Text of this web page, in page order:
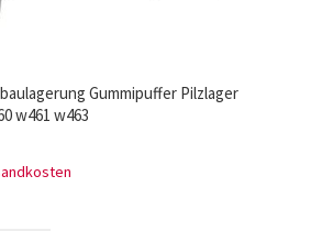
Gummipuffer Pilzlager
w461 w463